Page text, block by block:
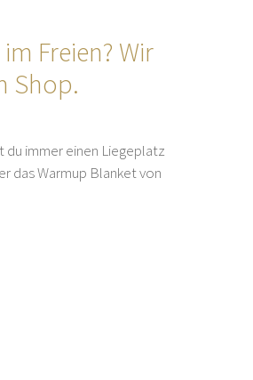
Freien? Wir
Shop.
du immer einen Liegeplatz
das Warmup Blanket von